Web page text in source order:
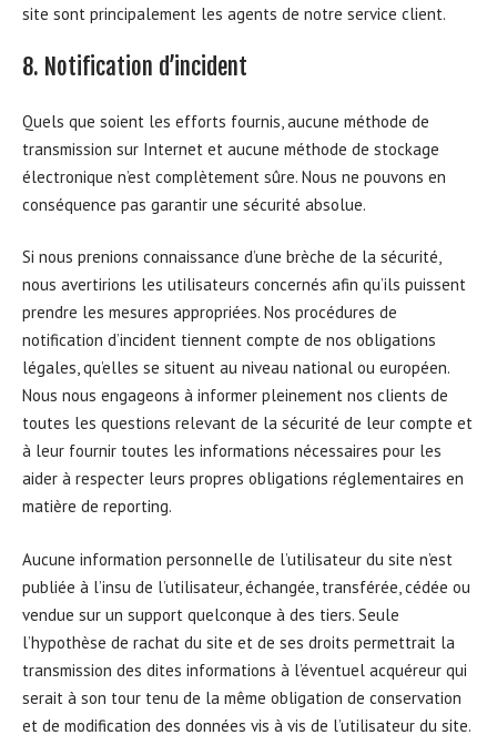
site sont principalement les agents de notre service client.
8. Notification d’incident
Quels que soient les efforts fournis, aucune méthode de
transmission sur Internet et aucune méthode de stockage
électronique n’est complètement sûre. Nous ne pouvons en
conséquence pas garantir une sécurité absolue.
Si nous prenions connaissance d’une brèche de la sécurité,
nous avertirions les utilisateurs concernés afin qu’ils puissent
prendre les mesures appropriées. Nos procédures de
notification d’incident tiennent compte de nos obligations
légales, qu’elles se situent au niveau national ou européen.
Nous nous engageons à informer pleinement nos clients de
toutes les questions relevant de la sécurité de leur compte et
à leur fournir toutes les informations nécessaires pour les
aider à respecter leurs propres obligations réglementaires en
matière de reporting.
Aucune information personnelle de l’utilisateur du site n’est
publiée à l’insu de l’utilisateur, échangée, transférée, cédée ou
vendue sur un support quelconque à des tiers. Seule
l’hypothèse de rachat du site et de ses droits permettrait la
transmission des dites informations à l’éventuel acquéreur qui
serait à son tour tenu de la même obligation de conservation
et de modification des données vis à vis de l’utilisateur du site.